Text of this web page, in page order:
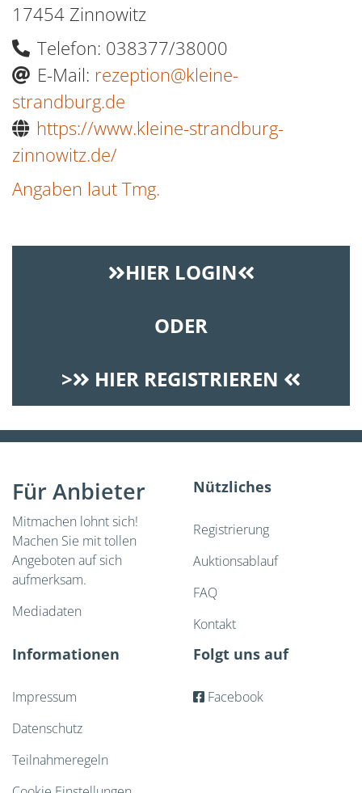
17454 Zinnowitz
Telefon: 038377/38000
E-Mail: rezeption@kleine-
strandburg.de
https://www.kleine-strandburg-
zinnowitz.de/
Angaben laut Tmg.
HIER LOGIN
ODER
>
HIER REGISTRIEREN
Für Anbieter
Mitmachen lohnt sich!
Machen Sie mit tollen
Angeboten auf sich
aufmerksam.
Mediadaten
Nützliches
Registrierung
Auktionsablauf
FAQ
Kontakt
Informationen
Impressum
Datenschutz
Teilnahmeregeln
Folgt uns auf
Facebook